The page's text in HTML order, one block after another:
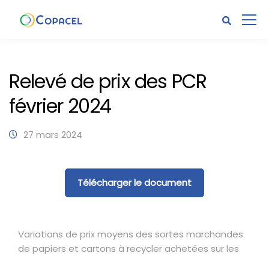
Relevé de prix des PCR
février 2024
27 mars 2024
Télécharger le document
Variations de prix moyens des sortes marchandes
de papiers et cartons à recycler achetées sur les